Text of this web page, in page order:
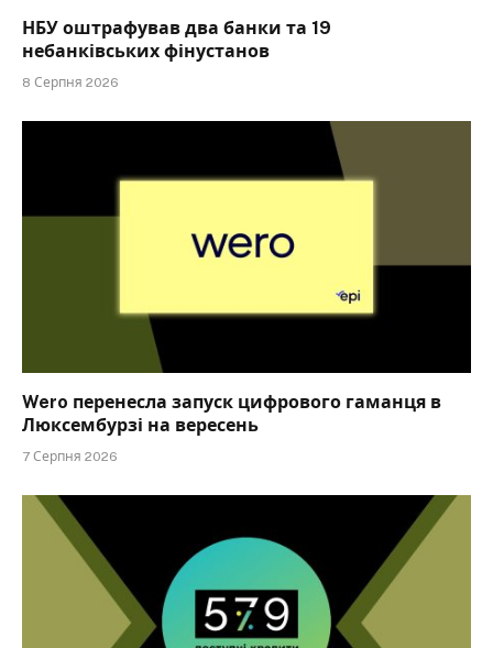
НБУ оштрафував два банки та 19
небанківських фінустанов
8 Серпня 2026
Wero перенесла запуск цифрового гаманця в
Люксембурзі на вересень
7 Серпня 2026